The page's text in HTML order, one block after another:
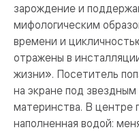
зарождение и
мифологическим
времени и
отражены в
жизни». Посетитель
на экране под
материнства. В центре
наполненная водой: